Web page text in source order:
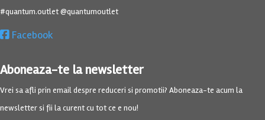
#quantum.outlet @quantumoutlet
Facebook
Aboneaza-te la newsletter
Vrei sa afli prin email despre reduceri si promotii? Aboneaza-te acum la
newsletter si fii la curent cu tot ce e nou!